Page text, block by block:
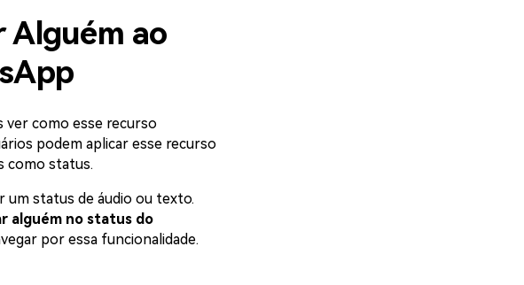
Alguém ao
ver como esse recurso
podem aplicar esse recurso
como status.
um status de áudio ou texto.
alguém no status do
por essa funcionalidade.